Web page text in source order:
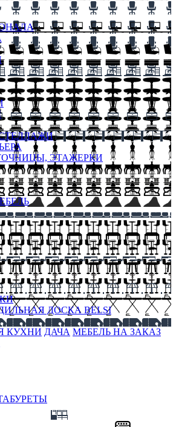
ЭТАЖЕРКИ
ДОСКА BELSI
КУХНИ ДАЧА МЕБЕЛЬ НА ЗАКАЗ